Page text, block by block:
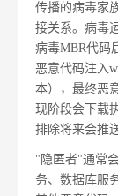
传播的病毒家
接关系。病毒
病毒MBR代码
恶意代码注入
本），最终恶
现阶段会下载
排除将来会推
"隐匿者"通常
务、数据库服